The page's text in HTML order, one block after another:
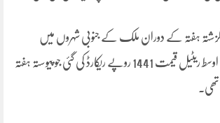
گزشتہ ہفتہ کے دوران ملک کے جنوبی شہروں میں
سیمنٹ کی فی بوری کی اوسط ریٹیل قیمت 1441 روپے ریکارڈ کی گئی جو پیوستہ ہفتہ